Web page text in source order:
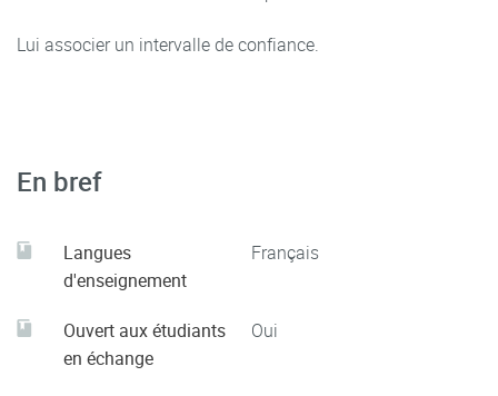
Lui associer un intervalle de confiance.
En bref
Langues
d'enseignement
Français
Ouvert aux étudiants
en échange
Oui